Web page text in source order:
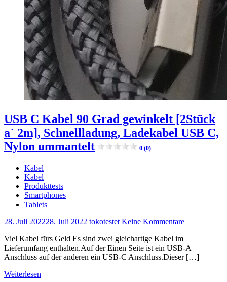
USB C Kabel 90 Grad gewinkelt [2Stück
a` 2m], Schnellladung, Ladekabel USB C,
Nylon ummantelt
0 (0)
Kabel
Kabel
Produkttests
Smartphones
Tablets
28. Juli 202228. Juli 2022 tokotestet Keine Kommentare
Viel Kabel fürs Geld Es sind zwei gleichartige Kabel im
Lieferumfang enthalten.Auf der Einen Seite ist ein USB-A
Anschluss auf der anderen ein USB-C Anschluss.Dieser […]
Weiterlesen